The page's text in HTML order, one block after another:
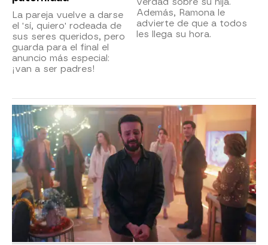
La pareja vuelve a darse
el 'sí, quiero' rodeada de
sus seres queridos, pero
guarda para el final el
anuncio más especial:
¡van a ser padres!
Además, Ramona le
advierte de que a todos
les llega su hora.